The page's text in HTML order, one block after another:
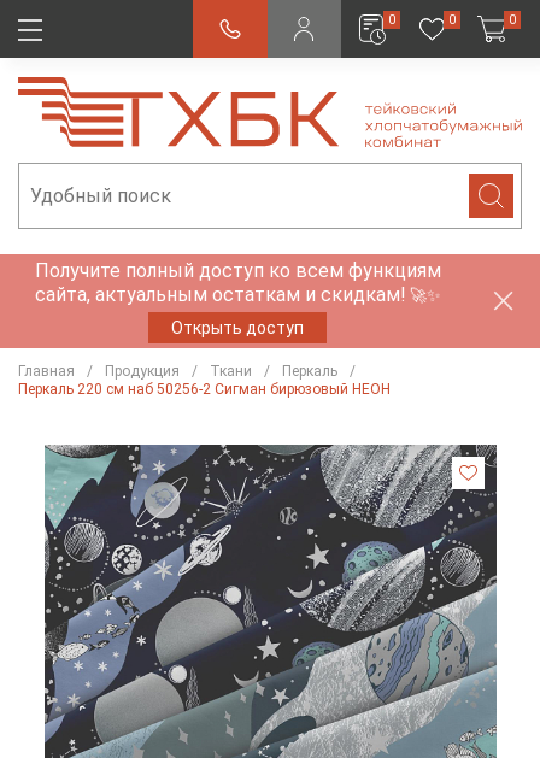
0 0 0
Получите полный доступ ко всем функциям
сайта, актуальным остаткам и скидкам! 🚀✨
Открыть доступ
Главная Продукция Ткани
Перкаль
Перкаль 220 см наб 50256-2 Сигман бирюзовый НЕОН